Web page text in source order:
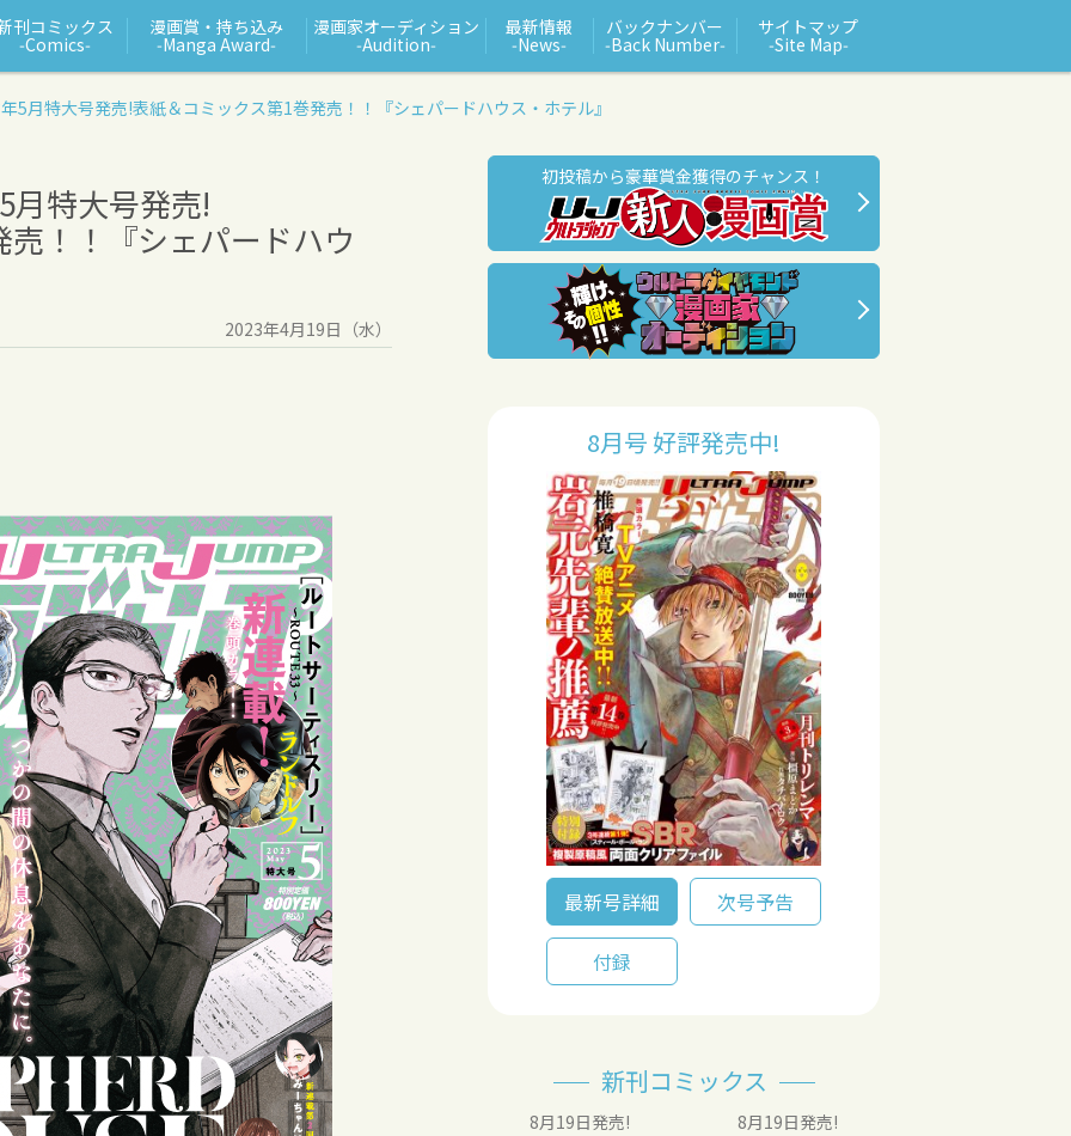
刊コミックス
‑Comics‑
漫画賞・持ち込み
‑Manga Award‑
漫画家オーディション
‑Audition‑
最新情報
‑News‑
バックナンバー
‑Back Number‑
サイトマップ
‑Site Map‑
5月特大号発売!表紙＆コミックス第1巻発売！！『シェパードハウス・ホテル』
月特大号発売!
！！『シェパードハウ
2023年4月19日（水）
初投稿から豪華賞金獲得のチャンス！
8月号 好評発売中!
最新号詳細 次号予告
付録
新刊コミックス
8月19日発売! 8月19日発売!